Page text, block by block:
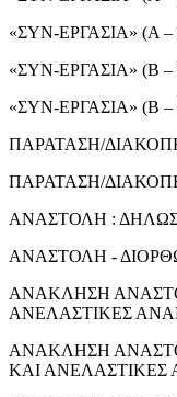
«ΣΥΝ-ΕΡΓΑΣΙΑ» (Α
«ΣΥΝ-ΕΡΓΑΣΙΑ» (Β
«ΣΥΝ-ΕΡΓΑΣΙΑ» (Β
ΠΑΡΑΤΑΣΗ/
ΠΑΡΑΤΑΣΗ/
ΑΝΑΣΤΟΛΗ :
ΑΝΑΣΤΟΛΗ -
ΑΝΑΚΛΗΣΗ
ΑΝΕΛΑΣΤΙΚΕΣ
ΑΝΑΚΛΗΣΗ
ΚΑΙ